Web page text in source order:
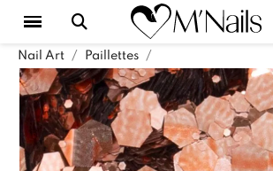
Nail Art Paillettes